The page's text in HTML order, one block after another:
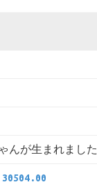
んが生まれました
30504.00